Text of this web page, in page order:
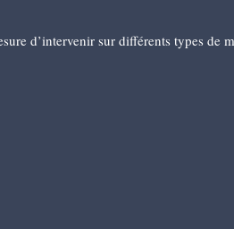
d’intervenir sur différents types de